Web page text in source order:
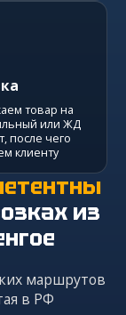
товар на
или ЖД
после чего
клиенту
из
маршрутов
в РФ